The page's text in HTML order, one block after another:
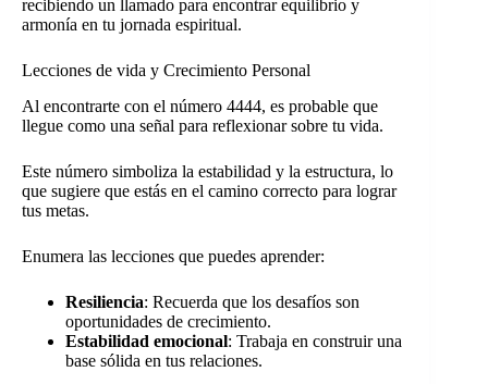
recibiendo un llamado para encontrar equilibrio y
armonía en tu jornada espiritual.
Lecciones de vida y Crecimiento Personal
Al encontrarte con el número 4444, es probable que
llegue como una señal para reflexionar sobre tu vida.
Este número simboliza la estabilidad y la estructura, lo
que sugiere que estás en el camino correcto para lograr
tus metas.
Enumera las lecciones que puedes aprender:
Resiliencia: Recuerda que los desafíos son
oportunidades de crecimiento.
Estabilidad emocional: Trabaja en construir una
base sólida en tus relaciones.